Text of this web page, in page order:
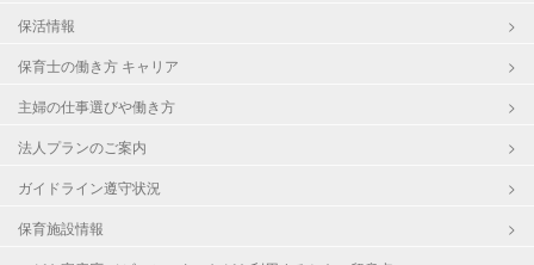
保活情報
保育士の働き方 キャリア
主婦の仕事選びや働き方
法人プランのご案内
ガイドライン遵守状況
保育施設情報